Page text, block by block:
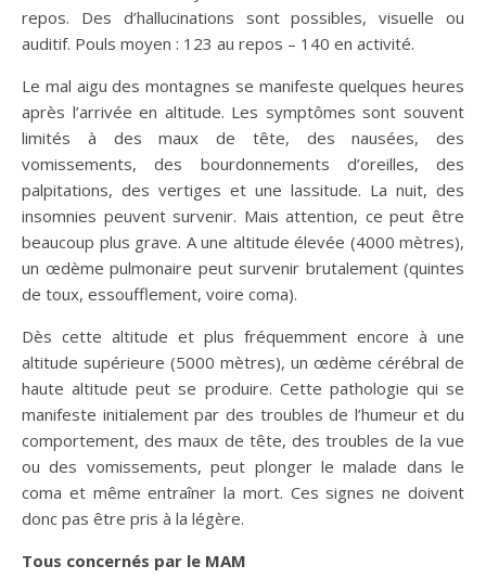
repos. Des d’hallucinations sont possibles, visuelle ou
auditif. Pouls moyen : 123 au repos – 140 en activité.
Le mal aigu des montagnes se manifeste quelques heures
après l’arrivée en altitude. Les symptômes sont souvent
limités à des maux de tête, des nausées, des
vomissements, des bourdonnements d’oreilles, des
palpitations, des vertiges et une lassitude. La nuit, des
insomnies peuvent survenir. Mais attention, ce peut être
beaucoup plus grave. A une altitude élevée (4000 mètres),
un œdème pulmonaire peut survenir brutalement (quintes
de toux, essoufflement, voire coma).
Dès cette altitude et plus fréquemment encore à une
altitude supérieure (5000 mètres), un œdème cérébral de
haute altitude peut se produire. Cette pathologie qui se
manifeste initialement par des troubles de l’humeur et du
comportement, des maux de tête, des troubles de la vue
ou des vomissements, peut plonger le malade dans le
coma et même entraîner la mort. Ces signes ne doivent
donc pas être pris à la légère.
Tous concernés par le MAM